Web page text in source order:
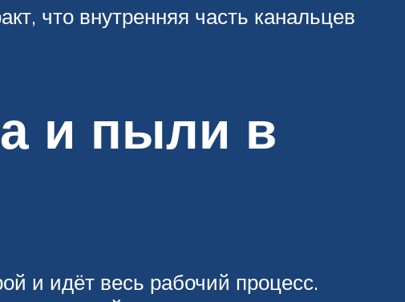
что внутренняя часть канальцев
и пыли в
и идёт весь рабочий процесс.